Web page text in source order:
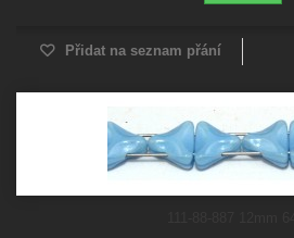
Přidat na seznam přání